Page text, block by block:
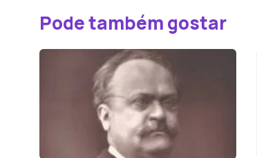
Pode também gostar